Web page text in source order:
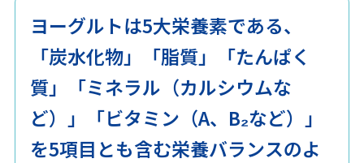
ヨーグルトの歴史（日本編）
ヨーグルトは5大栄養素である、
「炭水化物」「脂質」「たんぱく
質」「ミネラル（カルシウムな
ど）」「ビタミン（A、B₂など）」
を5項目とも含む栄養バランスのよ